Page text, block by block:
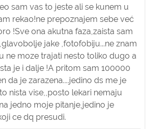
sam vas to jeste ali se kunem u
rekao!ne prepoznajem sebe već
!Sve ona akutna faza,zaista sam
jake ,fotofobiju...ne znam
ne moze trajati nesto toliko dugo a
je i dalje !A pritom sam 100000
da je zarazena....jedino ds me je
nista vise,,posto lekari nemaju
jedno moje pitanje,jedino je
ce dq presudi.